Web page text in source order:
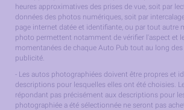
heures approximatives des prises de vue, soit par
données des photos numériques, soit par
page internet datée et identifiante, ou par tout autre
photo permettent notamment de vérifier l'aspect et
momentanées de chaque Auto Pub tout au long
publicité.
- Les autos photographiées doivent être propres et
descriptions pour lesquelles elles ont été choisies.
répondant pas précisément aux descriptions pour
photographiée a été sélectionnée ne seront pas